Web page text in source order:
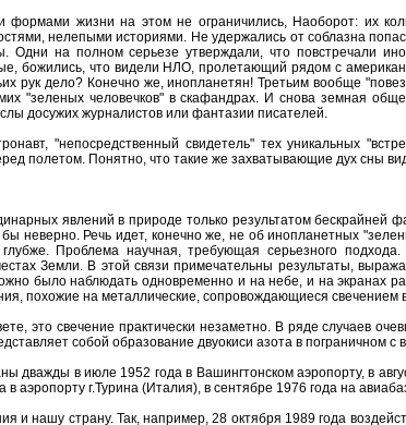
формами жизни на этом не ограничились, Наоборот: их
нелепыми историями. Не удержались от соблазна
Одни на полном серьезе утверждали, что повстречали
божились, что видели НЛО, пролетающий рядом с
рук дело? Конечно же, инопланетян! Третьим вообще
"зеленых человечков" в скафандрах. И снова земная
досужих журналистов или фантазии писателей.
"непосредственный свидетель" тех уникальных
полетом. Понятно, что такие же захватывающие дух сны
явлений в природе только результатом бескрайней
неверно. Речь идет, конечно же, не об инопланетных
глубже. Проблема научная, требующая серьезного
Земли. В этой связи примечательны результаты,
было наблюдать одновременно и на небе, и на экранах
похожие на металлические, сопровождающиеся свечением
это свечение практически незаметно. В ряде случаев
собой образование двуокиси азота в пограничном с
дважды в июле 1952 года в Вашингтонском аэропорту, в
аэропорту г.Турина (Италия), в сентябре 1976 года на
и нашу страну. Так, например, 28 октября 1989 года